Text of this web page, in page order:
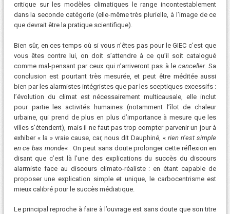
critique sur les modèles climatiques le range incontestablement
dans la seconde catégorie (elle-même très plurielle, à l’image de ce
que devrait être la pratique scientifique).
Bien sûr, en ces temps où si vous n’êtes pas pour le GIEC c’est que
vous êtes contre lui, on doit s’attendre à ce qu’il soit catalogué
comme mal-pensant par ceux qui n’arriveront pas à lecanceller. Sa
conclusion est pourtant très mesurée, et peut être méditée aussi
bien par les alarmistes intégristes que par les sceptiques excessifs :
l’évolution du climat est nécessairement multicausale, elle inclut
pour partie les activités humaines (notamment l’îlot de chaleur
urbaine, qui prend de plus en plus d’importance à mesure que les
villes s’étendent), mais il ne faut pas trop compter parvenir un jour à
exhiber « la » vraie cause, car, nous dit Dauphiné, «rien n’est simple
en ce bas monde« . On peut sans doute prolonger cette réflexion en
disant que c’est là l’une des explications du succès du discours
alarmiste face au discours climato-réaliste : en étant capable de
proposer une explication simple et unique, le carbocentrisme est
mieux calibré pour le succès médiatique.
Le principal reproche à faire à l’ouvrage est sans doute que son titre